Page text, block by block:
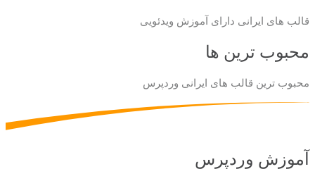
قالب های ایرانی دارای آموزش ویدئویی
محبوب ترین ها
محبوب ترین قالب های ایرانی وردپرس
آموزش وردپرس